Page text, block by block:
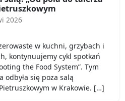
2026
w kuchni, grzybach i
kontynuujemy cykl spotkań
the Food System”. Tym
odbyła się poza salą
w Krakowie. […]